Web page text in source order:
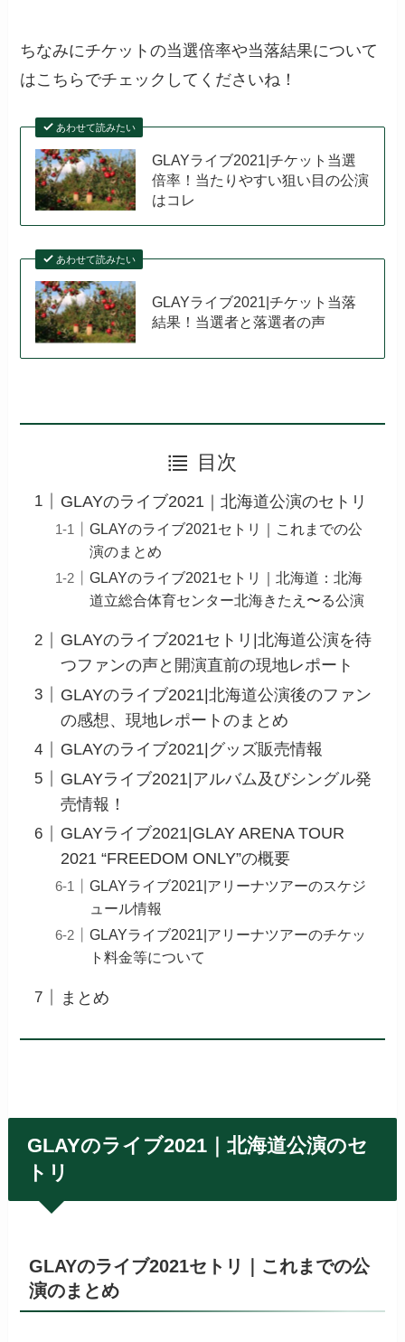
ちなみにチケットの当選倍率や当落結果について
はこちらでチェックしてくださいね！
あわせて読みたい
GLAYライブ2021|チケット当選
倍率！当たりやすい狙い目の公演
はコレ
あわせて読みたい
GLAYライブ2021|チケット当落
結果！当選者と落選者の声
目次
GLAYのライブ2021｜北海道公演のセトリ
GLAYのライブ2021セトリ｜これまでの公
演のまとめ
GLAYのライブ2021セトリ｜北海道：北海
道立総合体育センター北海きたえ〜る公演
GLAYのライブ2021セトリ|北海道公演を待
つファンの声と開演直前の現地レポート
GLAYのライブ2021|北海道公演後のファン
の感想、現地レポートのまとめ
GLAYのライブ2021|グッズ販売情報
GLAYライブ2021|アルバム及びシングル発
売情報！
GLAYライブ2021|GLAY ARENA TOUR
2021 “FREEDOM ONLY”の概要
GLAYライブ2021|アリーナツアーのスケジ
ュール情報
GLAYライブ2021|アリーナツアーのチケッ
ト料金等について
まとめ
GLAYのライブ2021｜北海道公演のセ
トリ
GLAYのライブ2021セトリ｜これまでの公
演のまとめ